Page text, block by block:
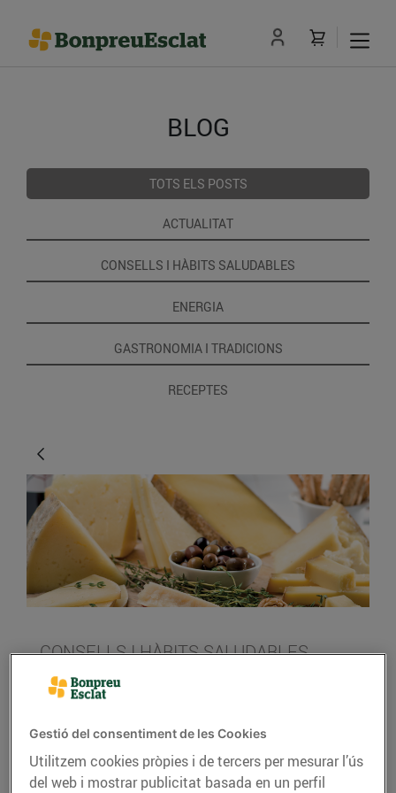
BLOG
TOTS ELS POSTS
ACTUALITAT
CONSELLS I HÀBITS SALUDABLES
ENERGIA
GASTRONOMIA I TRADICIONS
RECEPTES
CONSELLS I HÀBITS SALUDABLES
Formatges vells i
anyencs: sabor i
personalitat
Els formatges vells i anyencs
Gestió del consentiment de les Cookies
Utilitzem cookies pròpies i de tercers per mesurar l’ús
del web i mostrar publicitat basada en un perfil